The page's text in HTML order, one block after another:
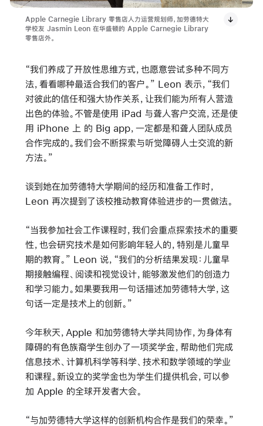
Apple Carnegie Library 零售店人力运营规划师，加劳德特大
学校友 Jasmin Leon 在华盛顿的 Apple Carnegie Library
零售店外。
“我们养成了开放性思维方式，也愿意尝试多种不同方
法，看看哪种最适合我们的客户。” Leon 表示，“我们
对彼此的信任和强大协作关系，让我们能为所有人营造
出色的体验。不管是使用 iPad 与聋人客户交流，还是使
用 iPhone 上 的 Big app，一定都是和聋人团队成员
合作完成的。我们会不断探索与听觉障碍人士交流的新
方法。”
谈到她在加劳德特大学期间的经历和准备工作时，
Leon 再次提到了该校推动教育体验进步的一贯做法。
“当我参加社会工作课程时，我们会重点探索技术的重要
性，也会研究技术是如何影响年轻人的，特别是儿童早
期的教育。” Leon 说，“我们的分析结果发现：儿童早
期接触编程、阅读和视觉设计，能够激发他们的创造力
和学习能力。如果要我用一句话描述加劳德特大学，这
句话一定是技术上的创新。”
今年秋天，Apple 和加劳德特大学共同协作，为身体有
障碍的有色族裔学生创办了一项奖学金，帮助他们完成
信息技术、计算机科学等科学、技术和数学领域的学业
和课程。新设立的奖学金也为学生们提供机会，可以参
加 Apple 的全球开发者大会。
“与加劳德特大学这样的创新机构合作是我们的荣幸。”